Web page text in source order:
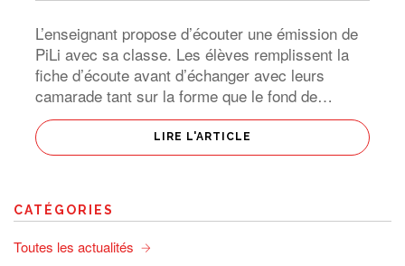
L’enseignant propose d’écouter une émission de
PiLi avec sa classe. Les élèves remplissent la
fiche d’écoute avant d’échanger avec leurs
camarade tant sur la forme que le fond de
l’émission. La fiche d’écoute étant divisée en 5
domaines (animateurs, journalistes, […]
LIRE L'ARTICLE
CATÉGORIES
Toutes les actualités